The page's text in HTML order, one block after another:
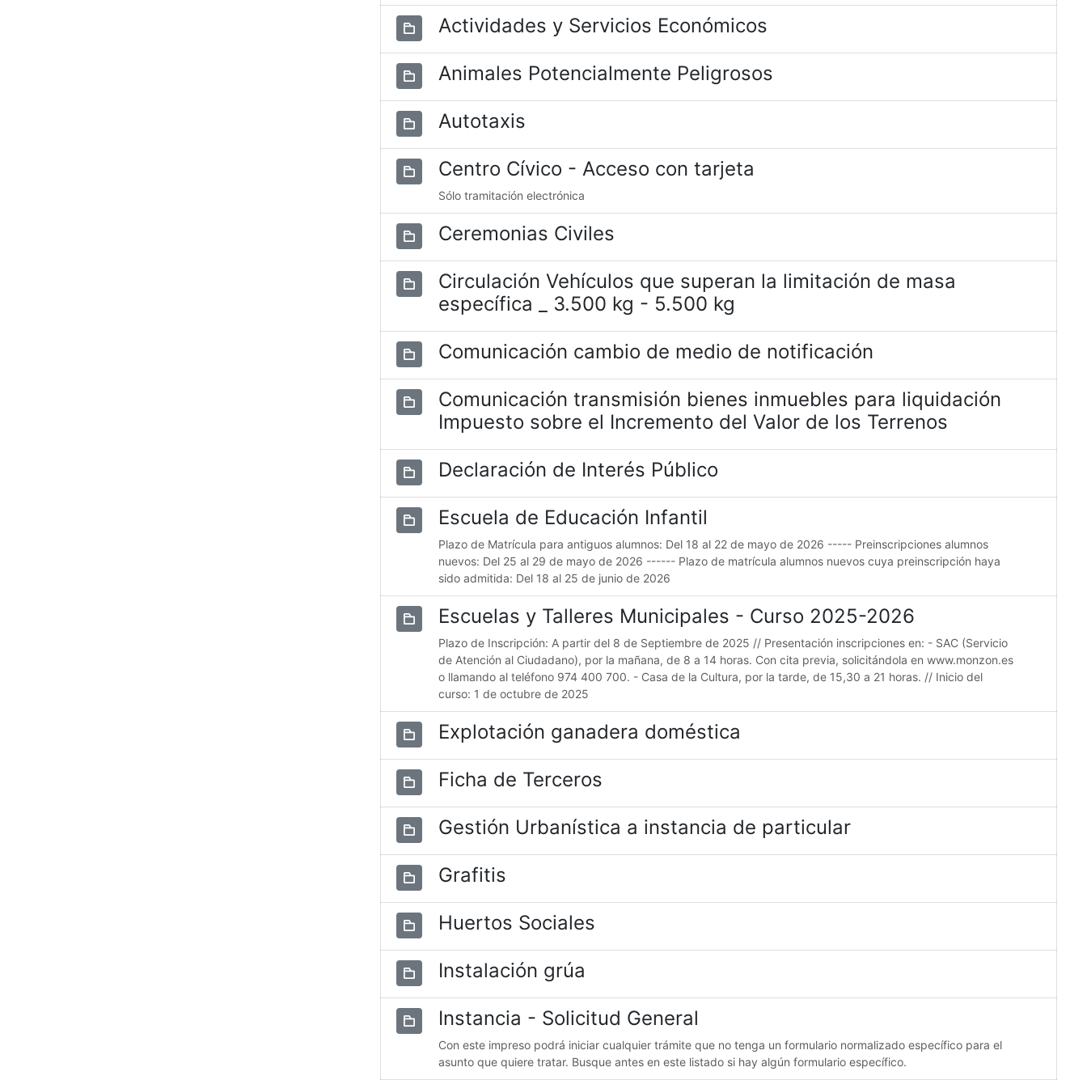
Actividades y Servicios Económicos
Animales Potencialmente Peligrosos
Autotaxis
Centro Cívico - Acceso con tarjeta
Sólo tramitación electrónica
Ceremonias Civiles
Circulación Vehículos que superan la limitación de masa
específica _ 3.500 kg - 5.500 kg
Comunicación cambio de medio de notificación
Comunicación transmisión bienes inmuebles para liquidación
Impuesto sobre el Incremento del Valor de los Terrenos
Declaración de Interés Público
Escuela de Educación Infantil
Plazo de Matrícula para antiguos alumnos: Del 18 al 22 de mayo de 2026 ----- Preinscripciones alumnos
nuevos: Del 25 al 29 de mayo de 2026 ------ Plazo de matrícula alumnos nuevos cuya preinscripción haya
sido admitida: Del 18 al 25 de junio de 2026
Escuelas y Talleres Municipales - Curso 2025-2026
Plazo de Inscripción: A partir del 8 de Septiembre de 2025 // Presentación inscripciones en: - SAC (Servicio
de Atención al Ciudadano), por la mañana, de 8 a 14 horas. Con cita previa, solicitándola en www.monzon.es
o llamando al teléfono 974 400 700. - Casa de la Cultura, por la tarde, de 15,30 a 21 horas. // Inicio del
curso: 1 de octubre de 2025
Explotación ganadera doméstica
Ficha de Terceros
Gestión Urbanística a instancia de particular
Grafitis
Huertos Sociales
Instalación grúa
Instancia - Solicitud General
Con este impreso podrá iniciar cualquier trámite que no tenga un formulario normalizado específico para el
asunto que quiere tratar. Busque antes en este listado si hay algún formulario específico.